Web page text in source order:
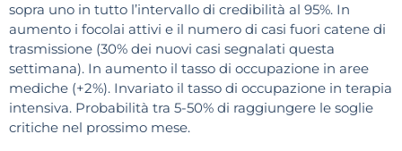
sopra uno in tutto l’intervallo di credibilità al 95%. In
aumento i focolai attivi e il numero di casi fuori catene di
trasmissione (30% dei nuovi casi segnalati questa
settimana). In aumento il tasso di occupazione in aree
mediche (+2%). Invariato il tasso di occupazione in terapia
intensiva. Probabilità tra 5-50% di raggiungere le soglie
critiche nel prossimo mese.